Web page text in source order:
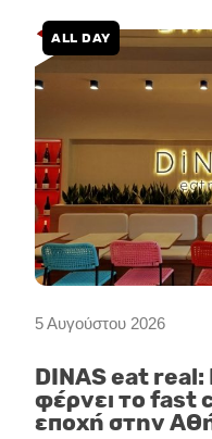
5 Αυγούστου 2026
ALL DAY
DINAS eat real:
φέρνει το fast
εποχή στην